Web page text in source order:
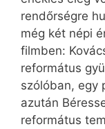
rendőrségre
még két népi
filmben:
református
szólóban, egy
azután
református